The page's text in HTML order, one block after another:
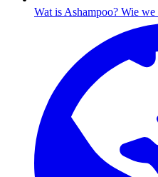
Wat is Ashampoo? Wie we